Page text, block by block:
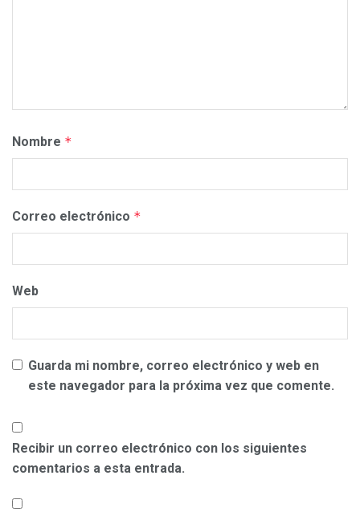
Nombre *
Correo electrónico *
Web
Guarda mi nombre, correo electrónico y web en
este navegador para la próxima vez que comente.
Recibir un correo electrónico con los siguientes
comentarios a esta entrada.